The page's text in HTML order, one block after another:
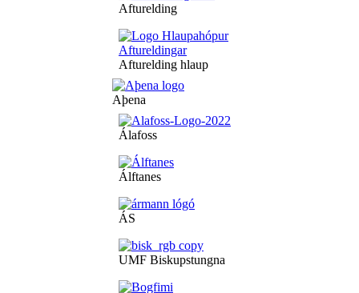
Afturelding
Afturelding hlaup
Aþena
Álafoss
Álftanes
ÁS
UMF Biskupstungna